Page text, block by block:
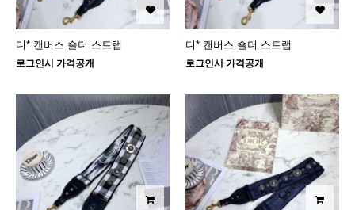
디* 캔버스 숄더 스트랩
로그인시 가격공개
디* 캔버스 숄더 스트랩
로그인시 가격공개